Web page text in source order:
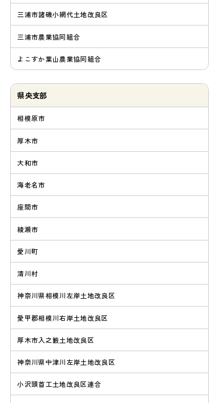
三浦市諸磯小網代土地改良区
三浦市農業協同組合
よこすか葉山農業協同組合
県央支部
相模原市
厚木市
大和市
海老名市
座間市
綾瀬市
愛川町
清川村
神奈川県相模川左岸土地改良区
愛甲郡相模川右岸土地改良区
厚木市入之籔土地改良区
神奈川県中津川左岸土地改良区
小沢頭首工土地改良区連合